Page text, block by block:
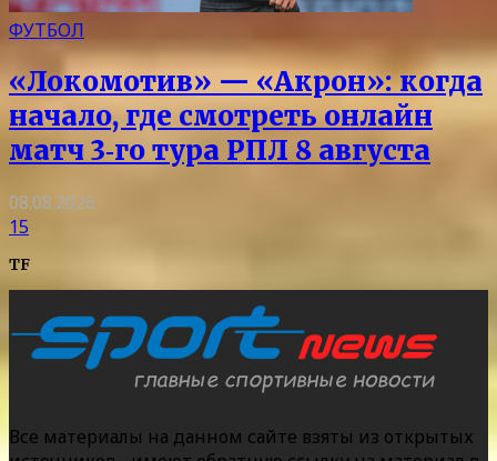
ФУТБОЛ
«Локомотив» — «Акрон»: когда
начало, где смотреть онлайн
матч 3‑го тура РПЛ 8 августа
08.08.2026
15
TF
Все материалы на данном сайте взяты из открытых